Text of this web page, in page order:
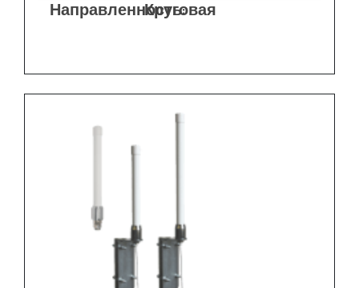
Направленность:
Круговая